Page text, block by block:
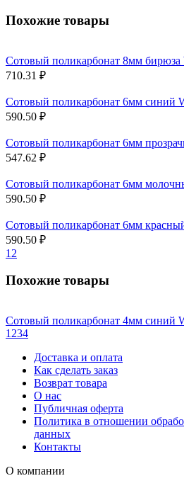
Похожие товары
Сотовый поликарбонат 8мм бирюза
710.31 ₽
Сотовый поликарбонат 6мм синий
590.50 ₽
Сотовый поликарбонат 6мм
547.62 ₽
Сотовый поликарбонат 6мм
590.50 ₽
Сотовый поликарбонат 6мм
590.50 ₽
1 2
Похожие товары
Сотовый поликарбонат 4мм синий
1 234
Доставка и оплата
Как сделать заказ
Возврат товара
О нас
Публичная оферта
Политика в отношении
данных
Контакты
О компании